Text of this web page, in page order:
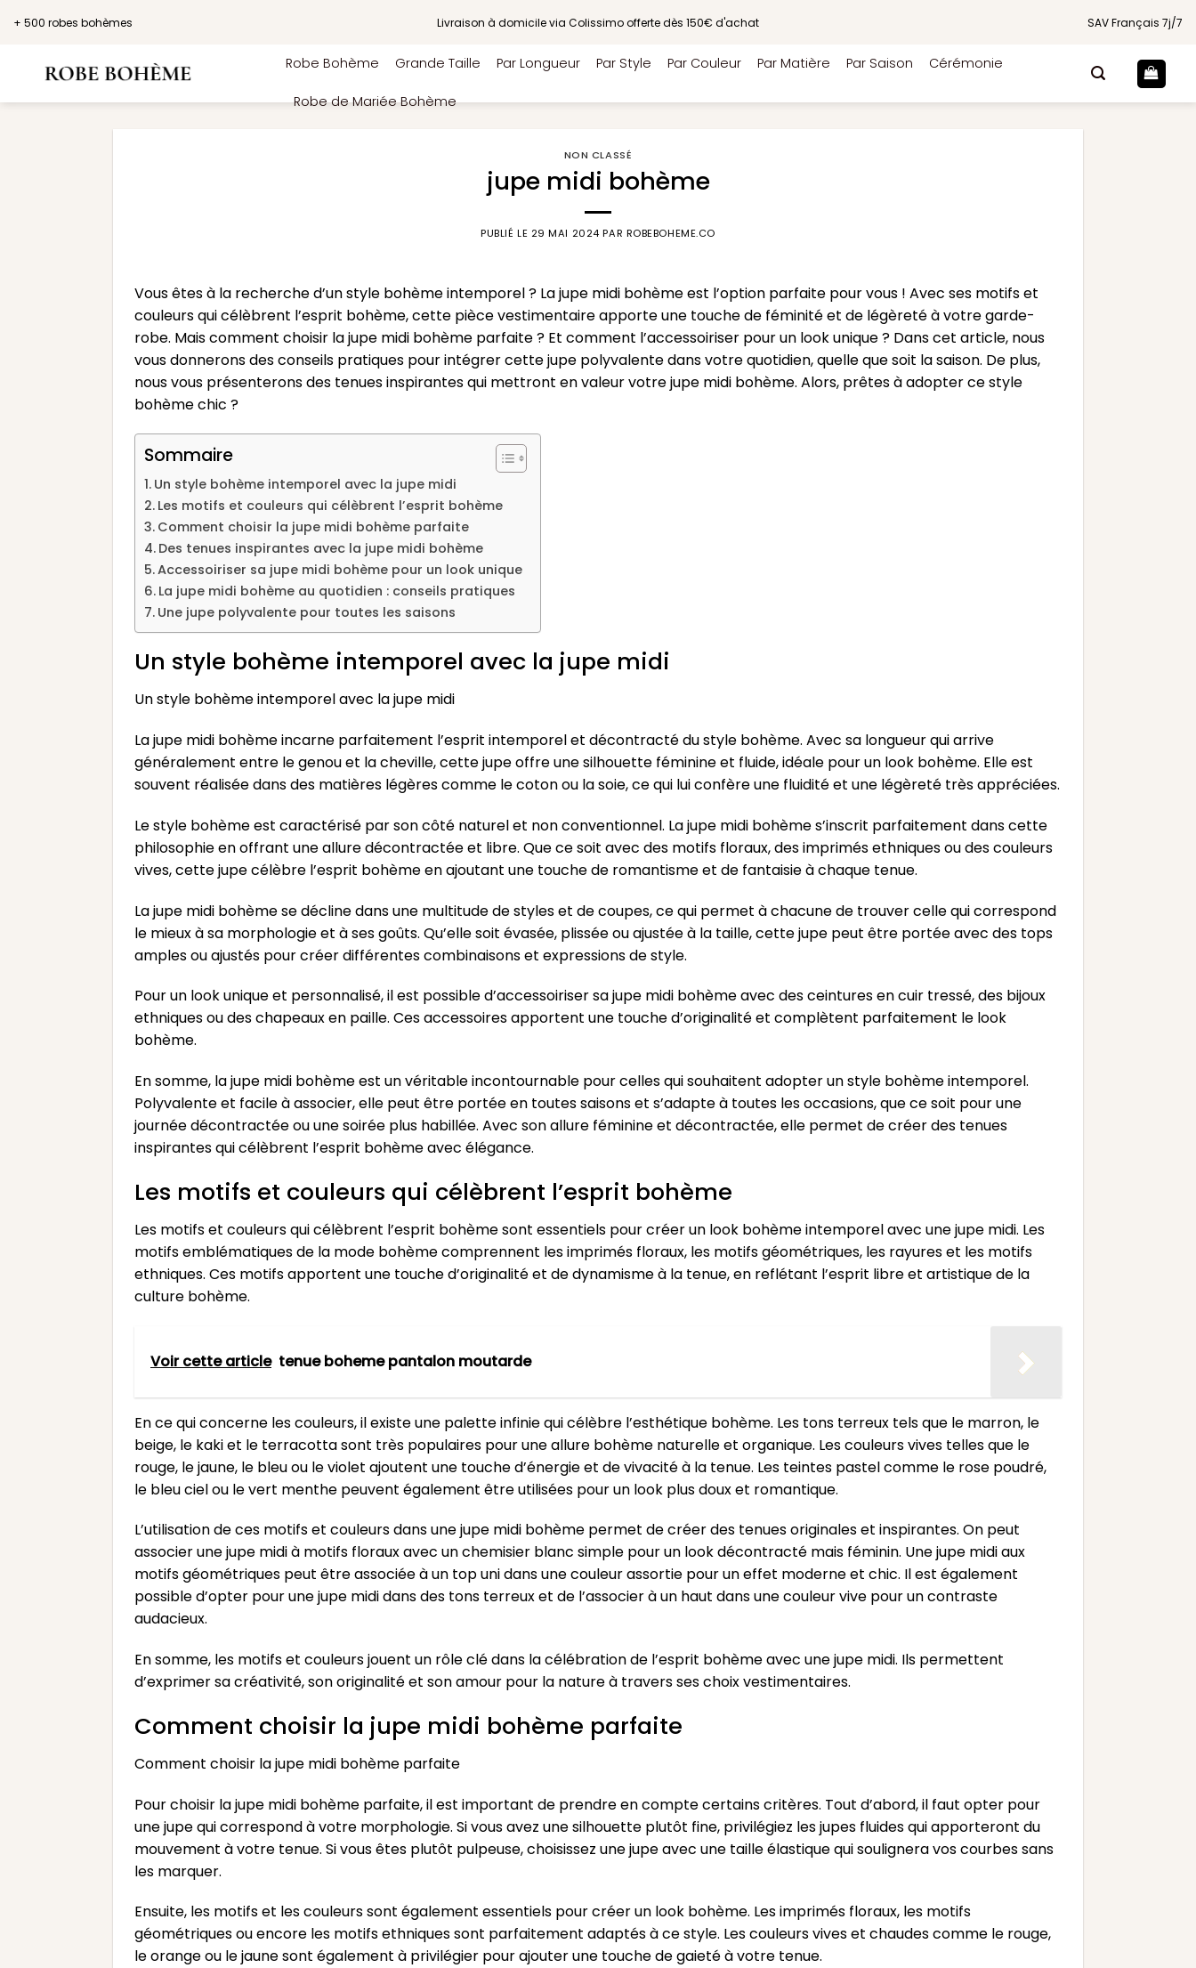
+ 500 robes bohèmes Livraison à domicile via Colissimo offerte dès 150€ d'achat SAV Français 7j/7
Robe Bohème Grande Taille Par Longueur Par Style Par Couleur Par Matière Par Saison Cérémonie
Robe de Mariée Bohème
NON CLASSÉ
jupe midi bohème
PUBLIÉ LE 29 MAI 2024 PAR ROBEBOHEME.CO
Vous êtes à la recherche d’un style bohème intemporel ? La jupe midi bohème est l’option parfaite pour vous ! Avec ses motifs et
couleurs qui célèbrent l’esprit bohème, cette pièce vestimentaire apporte une touche de féminité et de légèreté à votre garde-
robe. Mais comment choisir la jupe midi bohème parfaite ? Et comment l’accessoiriser pour un look unique ? Dans cet article, nous
vous donnerons des conseils pratiques pour intégrer cette jupe polyvalente dans votre quotidien, quelle que soit la saison. De plus,
nous vous présenterons des tenues inspirantes qui mettront en valeur votre jupe midi bohème. Alors, prêtes à adopter ce style
bohème chic ?
Sommaire
Un style bohème intemporel avec la jupe midi
Les motifs et couleurs qui célèbrent l’esprit bohème
Comment choisir la jupe midi bohème parfaite
Des tenues inspirantes avec la jupe midi bohème
Accessoiriser sa jupe midi bohème pour un look unique
La jupe midi bohème au quotidien : conseils pratiques
Une jupe polyvalente pour toutes les saisons
Un style bohème intemporel avec la jupe midi
Un style bohème intemporel avec la jupe midi
La jupe midi bohème incarne parfaitement l’esprit intemporel et décontracté du style bohème. Avec sa longueur qui arrive
généralement entre le genou et la cheville, cette jupe offre une silhouette féminine et fluide, idéale pour un look bohème. Elle est
souvent réalisée dans des matières légères comme le coton ou la soie, ce qui lui confère une fluidité et une légèreté très appréciées.
Le style bohème est caractérisé par son côté naturel et non conventionnel. La jupe midi bohème s’inscrit parfaitement dans cette
philosophie en offrant une allure décontractée et libre. Que ce soit avec des motifs floraux, des imprimés ethniques ou des couleurs
vives, cette jupe célèbre l’esprit bohème en ajoutant une touche de romantisme et de fantaisie à chaque tenue.
La jupe midi bohème se décline dans une multitude de styles et de coupes, ce qui permet à chacune de trouver celle qui correspond
le mieux à sa morphologie et à ses goûts. Qu’elle soit évasée, plissée ou ajustée à la taille, cette jupe peut être portée avec des tops
amples ou ajustés pour créer différentes combinaisons et expressions de style.
Pour un look unique et personnalisé, il est possible d’accessoiriser sa jupe midi bohème avec des ceintures en cuir tressé, des bijoux
ethniques ou des chapeaux en paille. Ces accessoires apportent une touche d’originalité et complètent parfaitement le look
bohème.
En somme, la jupe midi bohème est un véritable incontournable pour celles qui souhaitent adopter un style bohème intemporel.
Polyvalente et facile à associer, elle peut être portée en toutes saisons et s’adapte à toutes les occasions, que ce soit pour une
journée décontractée ou une soirée plus habillée. Avec son allure féminine et décontractée, elle permet de créer des tenues
inspirantes qui célèbrent l’esprit bohème avec élégance.
Les motifs et couleurs qui célèbrent l’esprit bohème
Les motifs et couleurs qui célèbrent l’esprit bohème sont essentiels pour créer un look bohème intemporel avec une jupe midi. Les
motifs emblématiques de la mode bohème comprennent les imprimés floraux, les motifs géométriques, les rayures et les motifs
ethniques. Ces motifs apportent une touche d’originalité et de dynamisme à la tenue, en reflétant l’esprit libre et artistique de la
culture bohème.
Voir cette article tenue boheme pantalon moutarde
En ce qui concerne les couleurs, il existe une palette infinie qui célèbre l’esthétique bohème. Les tons terreux tels que le marron, le
beige, le kaki et le terracotta sont très populaires pour une allure bohème naturelle et organique. Les couleurs vives telles que le
rouge, le jaune, le bleu ou le violet ajoutent une touche d’énergie et de vivacité à la tenue. Les teintes pastel comme le rose poudré,
le bleu ciel ou le vert menthe peuvent également être utilisées pour un look plus doux et romantique.
L’utilisation de ces motifs et couleurs dans une jupe midi bohème permet de créer des tenues originales et inspirantes. On peut
associer une jupe midi à motifs floraux avec un chemisier blanc simple pour un look décontracté mais féminin. Une jupe midi aux
motifs géométriques peut être associée à un top uni dans une couleur assortie pour un effet moderne et chic. Il est également
possible d’opter pour une jupe midi dans des tons terreux et de l’associer à un haut dans une couleur vive pour un contraste
audacieux.
En somme, les motifs et couleurs jouent un rôle clé dans la célébration de l’esprit bohème avec une jupe midi. Ils permettent
d’exprimer sa créativité, son originalité et son amour pour la nature à travers ses choix vestimentaires.
Comment choisir la jupe midi bohème parfaite
Comment choisir la jupe midi bohème parfaite
Pour choisir la jupe midi bohème parfaite, il est important de prendre en compte certains critères. Tout d’abord, il faut opter pour
une jupe qui correspond à votre morphologie. Si vous avez une silhouette plutôt fine, privilégiez les jupes fluides qui apporteront du
mouvement à votre tenue. Si vous êtes plutôt pulpeuse, choisissez une jupe avec une taille élastique qui soulignera vos courbes sans
les marquer.
Ensuite, les motifs et les couleurs sont également essentiels pour créer un look bohème. Les imprimés floraux, les motifs
géométriques ou encore les motifs ethniques sont parfaitement adaptés à ce style. Les couleurs vives et chaudes comme le rouge,
le orange ou le jaune sont également à privilégier pour ajouter une touche de gaieté à votre tenue.